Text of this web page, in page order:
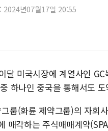
2024년07월17일 20:55
달 미국시장에 계열사인
하나인 중국을 통해서도
룹(화륜 제약그룹)의 자회
각하는 주식매매계약